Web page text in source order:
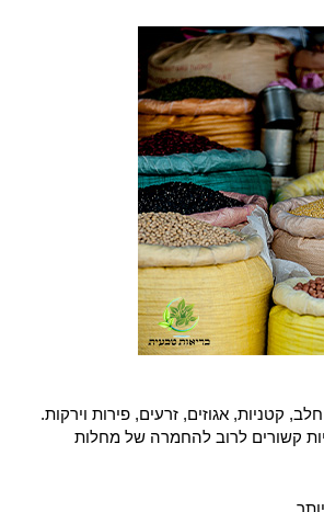
קטניות, אגוזים, זרעים, פירות וירקות.
קשורים לרוב להחמרה של מחלות